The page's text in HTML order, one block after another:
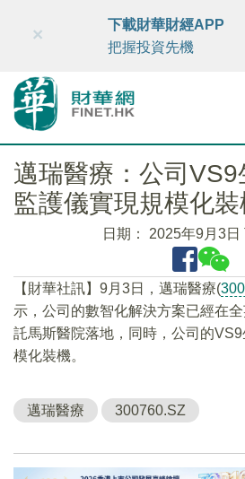
財華智庫網 FINTV
×
下載財華財經APP
把握投資先機
邁瑞醫療：公司VS9
監護儀實現規模化裝
日期： 2025年9月3日
【財華社訊】9月3日，邁瑞醫療(
示，公司的數智化解決方案已經在
託馬斯醫院落地，同時，公司的
模化裝機。
邁瑞醫療 300760.SZ